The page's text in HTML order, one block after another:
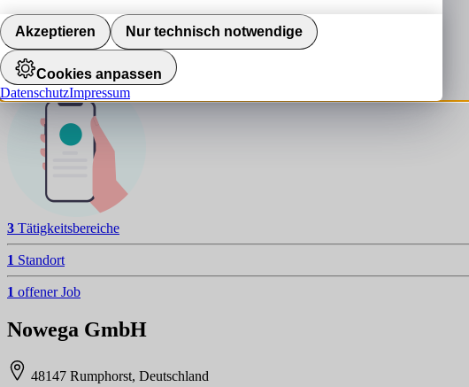
Aktuelle Jobs
Standorte
Jobalarm aktivieren
3 Tätigkeitsbereiche
1 Standort
1 offener Job
Nowega GmbH
48147 Rumphorst, Deutschland
Akzeptieren Nur technisch notwendige
Cookies anpassen
DatenschutzImpressum